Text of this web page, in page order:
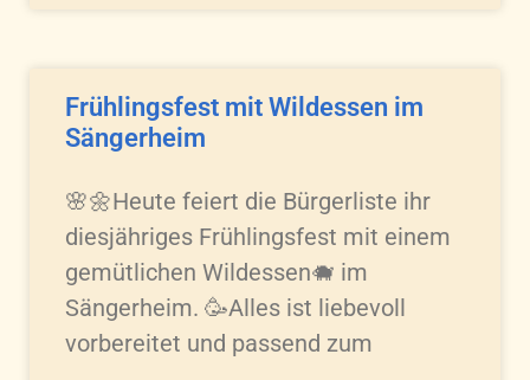
Frühlingsfest mit Wildessen im
Sängerheim
🌸🌼Heute feiert die Bürgerliste ihr
diesjähriges Frühlingsfest mit einem
gemütlichen Wildessen🐗 im
Sängerheim. 🥳Alles ist liebevoll
vorbereitet und passend zum